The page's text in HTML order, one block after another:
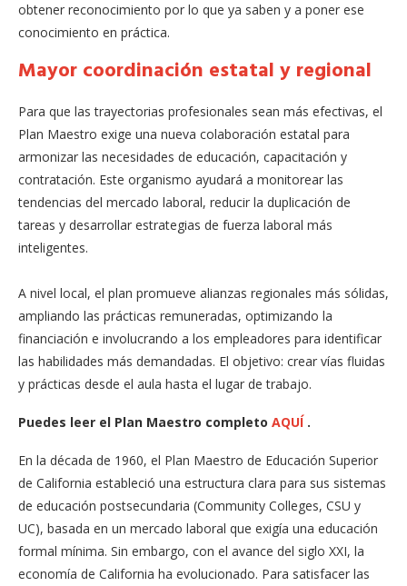
obtener reconocimiento por lo que ya saben y a poner ese
conocimiento en práctica.
Mayor coordinación estatal y regional
Para que las trayectorias profesionales sean más efectivas, el
Plan Maestro exige una nueva colaboración estatal para
armonizar las necesidades de educación, capacitación y
contratación. Este organismo ayudará a monitorear las
tendencias del mercado laboral, reducir la duplicación de
tareas y desarrollar estrategias de fuerza laboral más
inteligentes.
A nivel local, el plan promueve alianzas regionales más sólidas,
ampliando las prácticas remuneradas, optimizando la
financiación e involucrando a los empleadores para identificar
las habilidades más demandadas. El objetivo: crear vías fluidas
y prácticas desde el aula hasta el lugar de trabajo.
Puedes leer el Plan Maestro completo AQUÍ.
En la década de 1960, el Plan Maestro de Educación Superior
de California estableció una estructura clara para sus sistemas
de educación postsecundaria (Community Colleges, CSU y
UC), basada en un mercado laboral que exigía una educación
formal mínima. Sin embargo, con el avance del siglo XXI, la
economía de California ha evolucionado. Para satisfacer las